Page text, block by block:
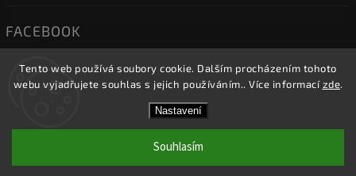
Tento web používá soubory cookie. Dalším procházením tohoto
webu vyjadřujete souhlas s jejich používáním.. Více informacízde.
Nastavení
Souhlasím
FACEBOOK
Embishop.cz. Všechna práva vyhrazena.
Shoptet